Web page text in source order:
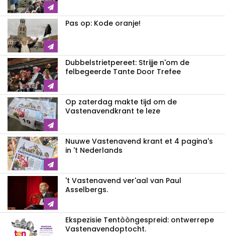
Pas op: Kode oranje!
Dubbelstrietpereet: Strijje n'om de
felbegeerde Tante Door Trefee
Op zaterdag makte tijd om de
Vastenavendkrant te leze
Nuuwe Vastenavend krant et 4 pagina's
in 't Nederlands
't Vastenavend ver'aal van Paul
Asselbergs.
Ekspezisie Tentòòngespreid: ontwerrepe
Vastenavendoptocht.